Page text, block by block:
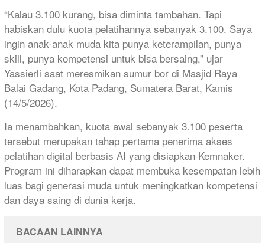
“Kalau 3.100 kurang, bisa diminta tambahan. Tapi
habiskan dulu kuota pelatihannya sebanyak 3.100. Saya
ingin anak-anak muda kita punya keterampilan, punya
skill, punya kompetensi untuk bisa bersaing,” ujar
Yassierli saat meresmikan sumur bor di Masjid Raya
Balai Gadang, Kota Padang, Sumatera Barat, Kamis
(14/5/2026).
Ia menambahkan, kuota awal sebanyak 3.100 peserta
tersebut merupakan tahap pertama penerima akses
pelatihan digital berbasis AI yang disiapkan Kemnaker.
Program ini diharapkan dapat membuka kesempatan lebih
luas bagi generasi muda untuk meningkatkan kompetensi
dan daya saing di dunia kerja.
BACAAN LAINNYA